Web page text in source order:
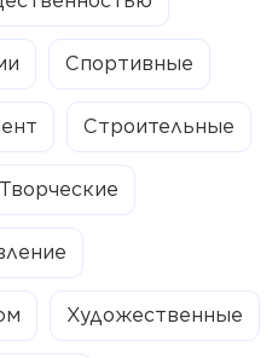
Спортивные
Строительные
Творческие
Художественные